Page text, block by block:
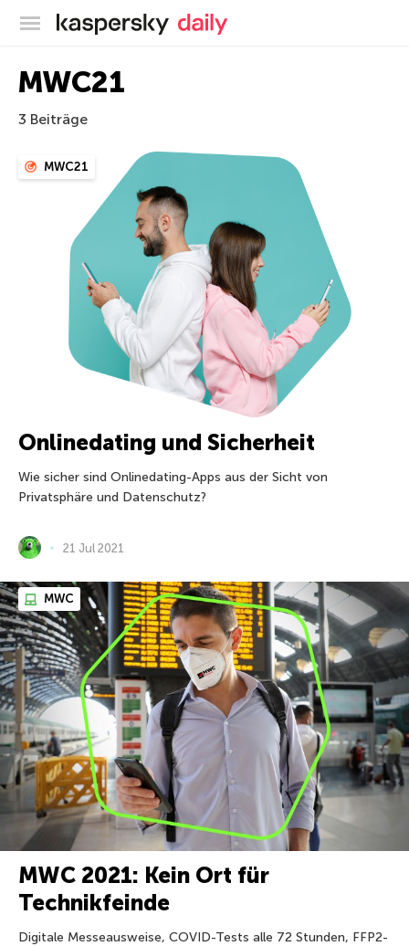
Offizieller Blog von Kaspersky
MWC21
3 Beiträge
MWC21
Onlinedating und Sicherheit
Wie sicher sind Onlinedating-Apps aus der Sicht von
Privatsphäre und Datenschutz?
21 Jul 2021
MWC
MWC 2021: Kein Ort für
Technikfeinde
Digitale Messeausweise, COVID-Tests alle 72 Stunden, FFP2-